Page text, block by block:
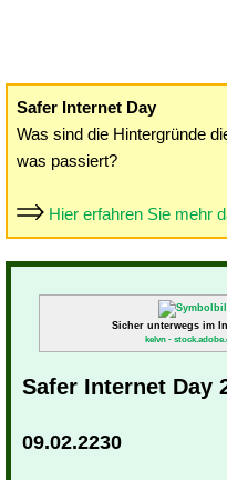
Safer Internet Day
Was sind die Hintergründe
was passiert?
Hier erfahren Sie mehr
Sicher unterwegs im
kelvn -
Safer Internet Day
09.02.2230